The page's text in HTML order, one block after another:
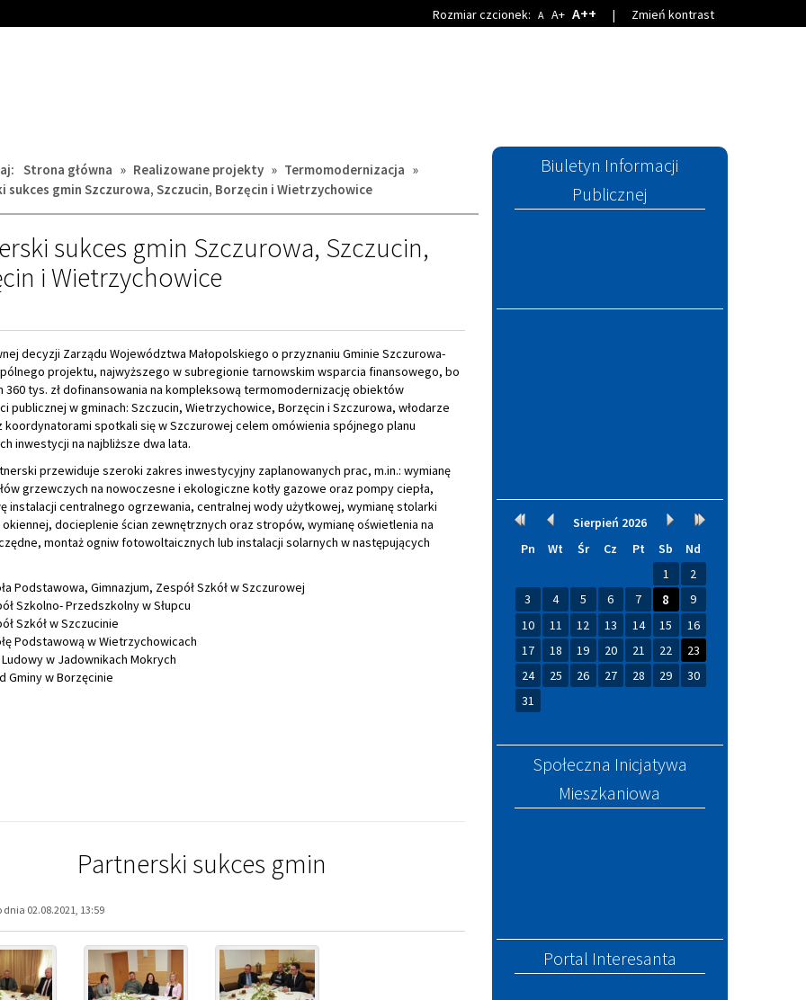
Rozmiar czcionek: A A+ A++ | Zmień kontrast
Strona główna » Realizowane projekty » Termomodernizacja »
sukces gmin Szczurowa, Szczucin, Borzęcin i Wietrzychowice
sukces gmin Szczurowa, Szczucin,
i Wietrzychowice
decyzji Zarządu Województwa Małopolskiego o przyznaniu Gminie Szczurowa-
projektu, najwyższego w subregionie tarnowskim wsparcia finansowego, bo
360 tys. zł dofinansowania na kompleksową termomodernizację obiektów
publicznej w gminach: Szczucin, Wietrzychowice, Borzęcin i Szczurowa, włodarze
koordynatorami spotkali się w Szczurowej celem omówienia spójnego planu
inwestycji na najbliższe dwa lata.
przewiduje szeroki zakres inwestycyjny zaplanowanych prac, m.in.: wymianę
grzewczych na nowoczesne i ekologiczne kotły gazowe oraz pompy ciepła,
instalacji centralnego ogrzewania, centralnej wody użytkowej, wymianę stolarki
docieplenie ścian zewnętrznych oraz stropów, wymianę oświetlenia na
montaż ogniw fotowoltaicznych lub instalacji solarnych w następujących
Podstawowa, Gimnazjum, Zespół Szkół w Szczurowej
Szkolno- Przedszkolny w Słupcu
Szkół w Szczucinie
Podstawową w Wietrzychowicach
Ludowy w Jadownikach Mokrych
Gminy w Borzęcinie
Partnerski sukces gmin
02.08.2021, 13:59
Biuletyn Informacji
Publicznej
Kalendarium
Rok
Miesiąc
wcześniej
Sierpień 2026
Miesiąc
Rok
Pn Wt Śr Cz Pt Sb
Nd
1
2
3
4 5 6 7 8
9
10
11 12 13 14 15
16
17
18 19 20 21 22
23
24
25 26 27 28 29
30
31
Społeczna Inicjatywa
Mieszkaniowa
Portal Interesanta